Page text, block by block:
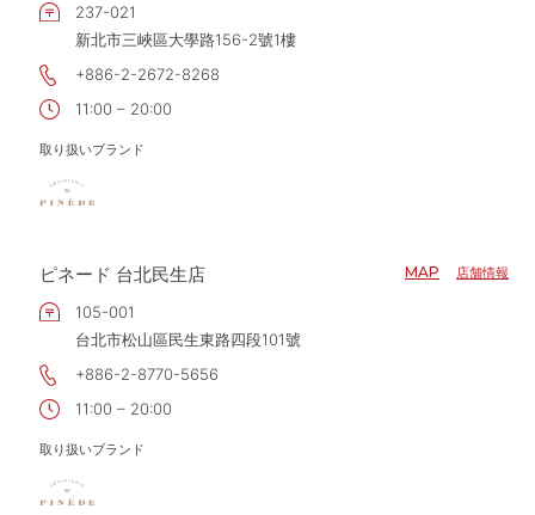
237-021
新北市三峽區大學路156-2號1樓
+886-2-2672-8268
11:00 – 20:00
取り扱いブランド
ピネード 台北民生店 MAP 店舗情報
105-001
台北市松山區民生東路四段101號
+886-2-8770-5656
11:00 – 20:00
取り扱いブランド